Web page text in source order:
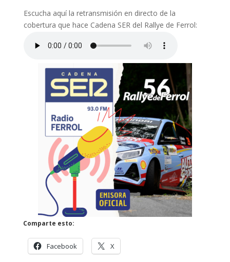
Escucha aquí la retransmisión en directo de la
cobertura que hace Cadena SER del Rallye de Ferrol:
Comparte esto:
Facebook X